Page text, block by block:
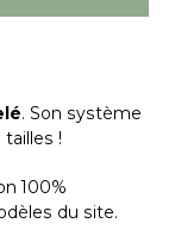
. Son système
!
100%
du site.